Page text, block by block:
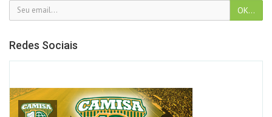
Redes Sociais